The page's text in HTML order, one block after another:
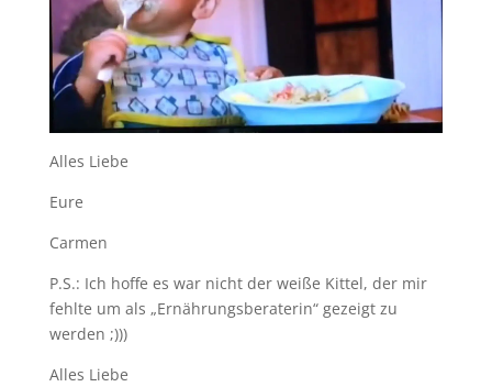
Alles Liebe
Eure
Carmen
P.S.: Ich hoffe es war nicht der weiße Kittel, der mir
fehlte um als „Ernährungsberaterin“ gezeigt zu
werden ;)))
Alles Liebe